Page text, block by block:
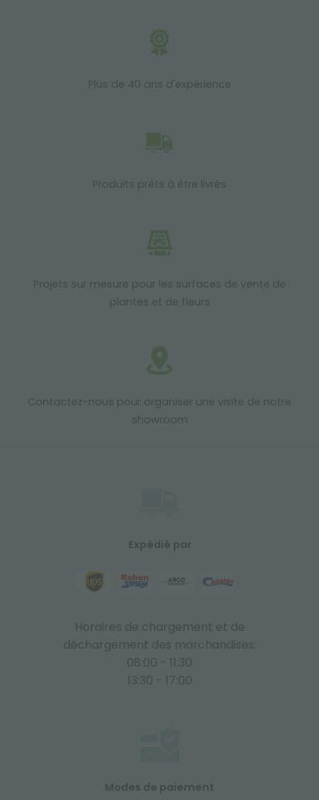
Plus de 40 ans d'expérience
Produits prêts à être livrés
Projets sur mesure pour les surfaces de vente de
plantes et de fleurs
Contactez-nous pour organiser une visite de notre
showroom
Expédié par
Horaires de chargement et de
déchargement des marchandises:
08:00 - 11:30
13:30 - 17:00
Modes de paiement